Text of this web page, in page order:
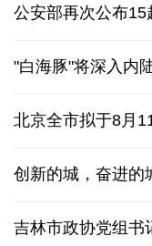
公安部再次公布15
"白海豚"将深入内
北京全市拟于8月
创新的城，奋进
吉林市政协党组书